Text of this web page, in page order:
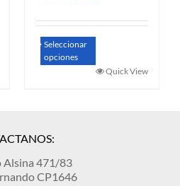
precios:
$ 1.510.880
Seleccionar
opciones
tiene
Quick View
Alsina 471/83
CP1646